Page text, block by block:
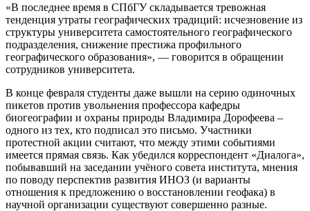
«В последнее время в СПбГУ складывается тревожная
тенденция утраты географических традиций: исчезновение из
структуры университета самостоятельного географического
подразделения, снижение престижа профильного
географического образования», — говорится в обращении
сотрудников университета.
В конце февраля студенты даже вышли на серию одиночных
пикетов против увольнения профессора кафедры
биогеографии и охраны природы Владимира Дорофеева –
одного из тех, кто подписал это письмо. Участники
протестной акции считают, что между этими событиями
имеется прямая связь. Как убедился корреспондент «Диалога»,
побывавший на заседании учёного совета института, мнения
по поводу перспектив развития ИНОЗ (и варианты
отношения к предложению о восстановлении геофака) в
научной организации существуют совершенно разные.